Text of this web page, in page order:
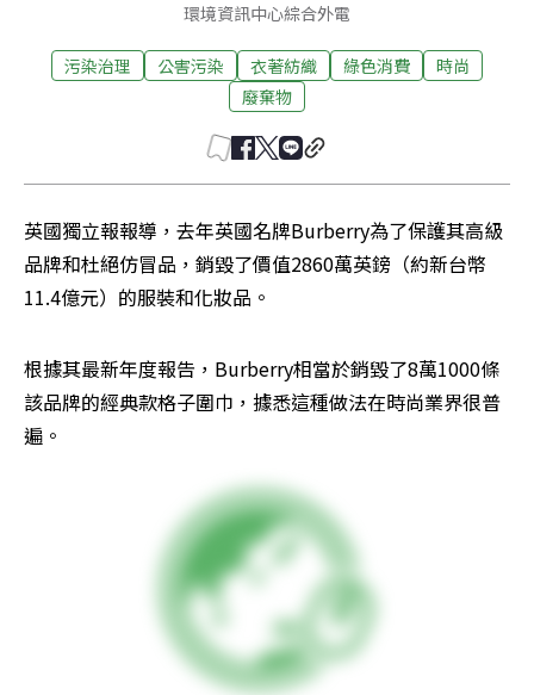
環境資訊中心綜合外電
污染治理 公害污染 衣著紡織 綠色消費
時尚
廢棄物
英國獨立報報導，去年英國名牌Burberry為了保護其高級
品牌和杜絕仿冒品，銷毀了價值2860萬英鎊（約新台幣
11.4億元）的服裝和化妝品。
根據其最新年度報告，Burberry相當於銷毀了8萬1000條
該品牌的經典款格子圍巾，據悉這種做法在時尚業界很普
遍。